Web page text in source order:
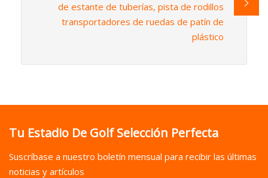
de estante de tuberías, pista de rodillos
transportadores de ruedas de patín de
plástico
Tu Estadio De Golf Selección Perfecta
Suscríbase a nuestro boletín mensual para recibir las últimas
noticias y artículos